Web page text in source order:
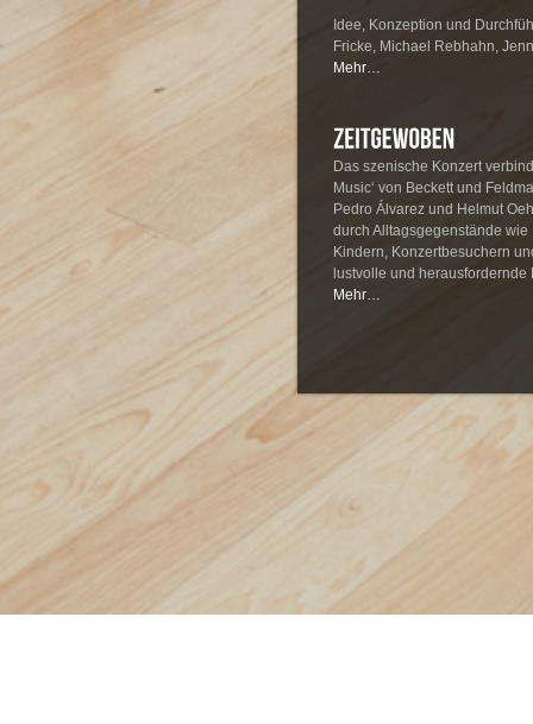
Idee, Konzeption und
Fricke, Michael Rebhahn,
Mehr…
Das szenische Konzert
Music‘ von Beckett und
Pedro Álvarez und Helmut
durch Alltagsgegenstände
Kindern, Konzertbesuchern
lustvolle und herausfordernde
Mehr…